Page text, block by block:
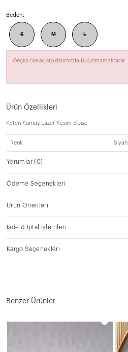
Beden:
S M L
Geçici olarak stoklarımızda bulunmamaktadır.
Ürün Özellikleri
Keten Kumaş Lazer Kesim Elbise
Renk Siyah
Yorumlar(0)
Ödeme Seçenekleri
Ürün Önerileri
İade & İptal İşlemleri
Kargo Seçenekleri
Benzer Ürünler